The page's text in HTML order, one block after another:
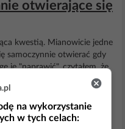
otwierające się
kwestią. Mianowicie jedne
samoczynnie otwierać gdy
je "naprawić", czytałem, że
nie za bardzo wiem jak się
itp. Będę
na wykorzystanie
w tych celach: